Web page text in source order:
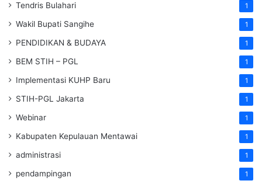
Tendris Bulahari 1
Wakil Bupati Sangihe 1
PENDIDIKAN & BUDAYA 1
BEM STIH – PGL 1
Implementasi KUHP Baru 1
STIH-PGL Jakarta 1
Webinar 1
Kabupaten Kepulauan Mentawai 1
administrasi 1
pendampingan 1